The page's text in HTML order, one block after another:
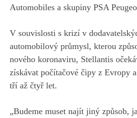
Automobiles a skupiny PSA
V souvislosti s krizí v
automobilový průmysl, kterou
nového koronaviru, Stellantis
získávat počítačové čipy z Evropy
tří až čtyř let.
„Budeme muset najít jiný způsob,